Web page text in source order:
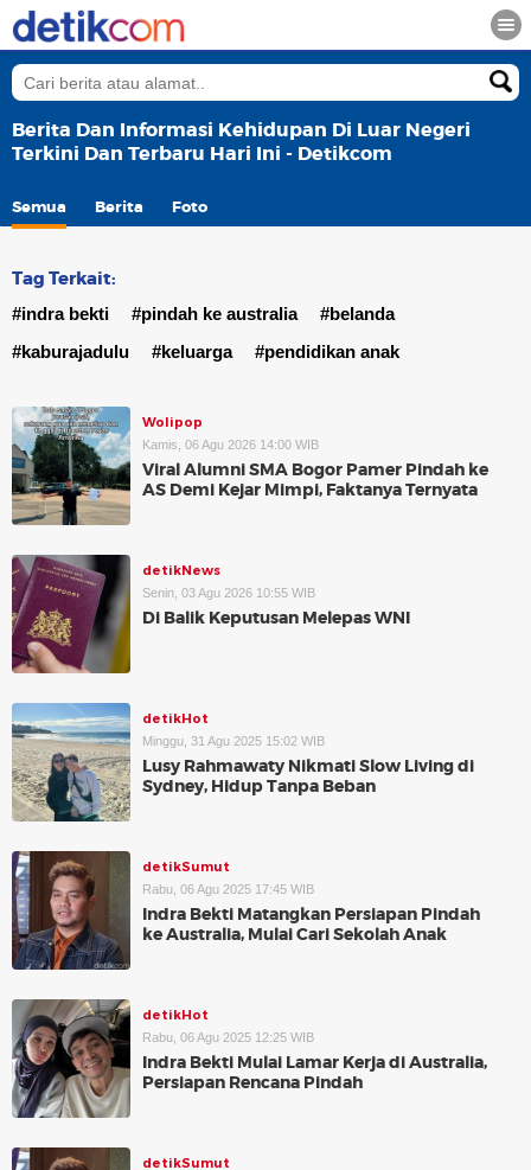
Berita Dan Informasi Kehidupan Di Luar Negeri
Terkini Dan Terbaru Hari Ini - Detikcom
Semua Berita Foto
Tag Terkait:
#indra bekti #pindah ke australia
#belanda
#kaburajadulu
#keluarga #pendidikan anak
Wolipop
Kamis, 06 Agu 2026 14:00 WIB
Viral Alumni SMA Bogor Pamer Pindah ke
AS Demi Kejar Mimpi, Faktanya Ternyata
detikNews
Senin, 03 Agu 2026 10:55 WIB
Di Balik Keputusan Melepas WNI
detikHot
Minggu, 31 Agu 2025 15:02 WIB
Lusy Rahmawaty Nikmati Slow Living di
Sydney, Hidup Tanpa Beban
detikSumut
Rabu, 06 Agu 2025 17:45 WIB
Indra Bekti Matangkan Persiapan Pindah
ke Australia, Mulai Cari Sekolah Anak
detikHot
Rabu, 06 Agu 2025 12:25 WIB
Indra Bekti Mulai Lamar Kerja di Australia,
Persiapan Rencana Pindah
detikSumut